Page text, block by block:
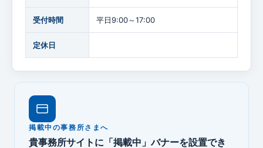
受付時間 平日9:00～17:00
定休日
掲載中の事務所さまへ
貴事務所サイトに「掲載中」バナーを設置でき